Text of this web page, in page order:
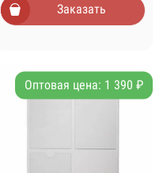
Заказать
Оптовая цена: 1 390 ₽